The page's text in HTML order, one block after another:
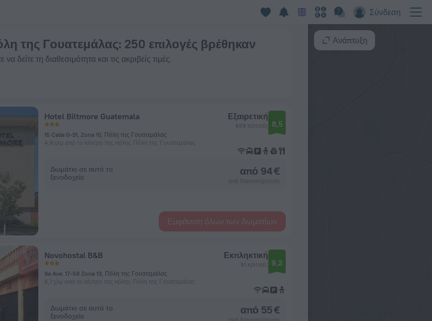
Σύνδεση
της Γουατεμάλας: 250 επιλογές βρέθηκαν
δείτε τη διαθεσιμότητα και τις ακριβείς τιμές.
Hotel Biltmore Guatemala
15 Calle 0-31, Zona 10, Πόλη της Γουατεμάλας
4,9 χλμ από το κέντρο της πόλης Πόλη της Γουατεμάλας
Εξαιρετική
699 κριτικές 8,5
Δωμάτιο σε αυτό το
ξενοδοχείο
από 94 €
Εμφάνιση όλων των δωματίων
Novohostal B&B
9a Ave. 17-58 Zona 13, Πόλη της Γουατεμάλας
6,7 χλμ από το κέντρο της πόλης Πόλη της Γουατεμάλας
Εκπληκτική
91 κριτικές 9,2
Δωμάτιο σε αυτό το
ξενοδοχείο
από 55 €
Ανάπτυξη
κράτηση τώρα στην πλατφόρμα ZenHotels.com